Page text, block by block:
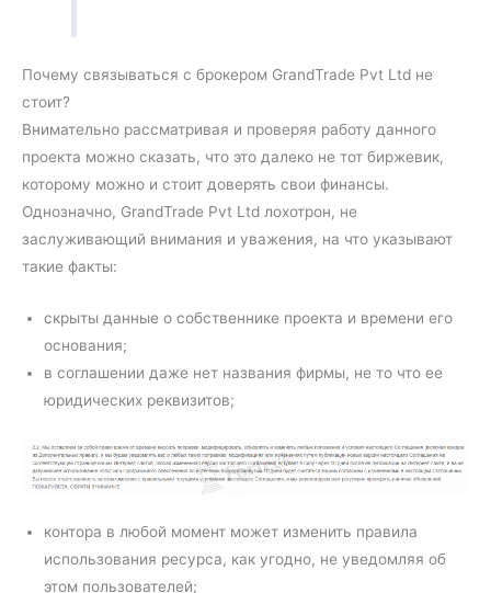
Почему связываться с брокером GrandTrade Pvt Ltd не
стоит?
Внимательно рассматривая и проверяя работу данного
проекта можно сказать, что это далеко не тот биржевик,
которому можно и стоит доверять свои финансы.
Однозначно, GrandTrade Pvt Ltd лохотрон, не
заслуживающий внимания и уважения, на что указывают
такие факты:
скрыты данные о собственнике проекта и времени его
основания;
в соглашении даже нет названия фирмы, не то что ее
юридических реквизитов;
контора в любой момент может изменить правила
использования ресурса, как угодно, не уведомляя об
этом пользователей;